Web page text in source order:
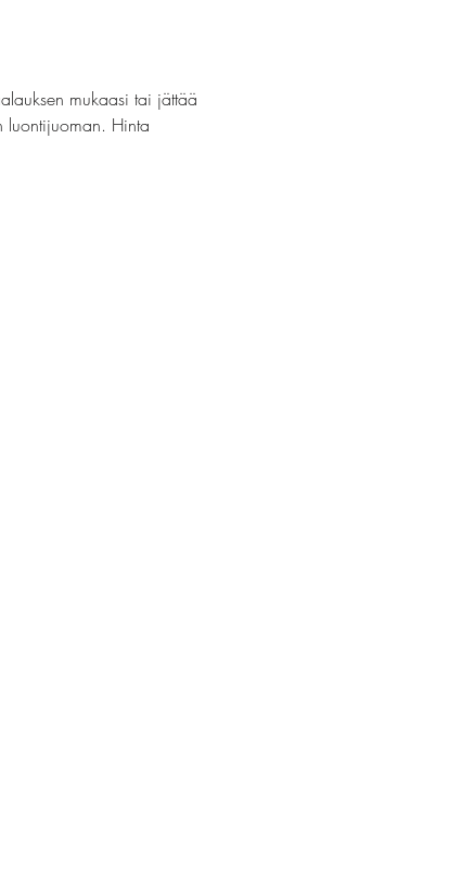
mukaasi tai jättää
luontijuoman. Hinta